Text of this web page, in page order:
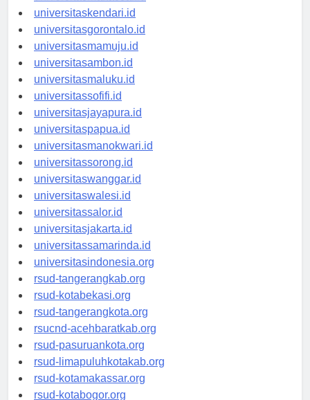
universitasmakassar.id
universitaskendari.id
universitasgorontalo.id
universitasmamuju.id
universitasambon.id
universitasmaluku.id
universitassofifi.id
universitasjayapura.id
universitaspapua.id
universitasmanokwari.id
universitassorong.id
universitaswanggar.id
universitaswalesi.id
universitassalor.id
universitasjakarta.id
universitassamarinda.id
universitasindonesia.org
rsud-tangerangkab.org
rsud-kotabekasi.org
rsud-tangerangkota.org
rsucnd-acehbaratkab.org
rsud-pasuruankota.org
rsud-limapuluhkotakab.org
rsud-kotamakassar.org